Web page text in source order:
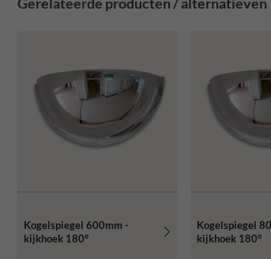
Kogelspiegel 600mm -
kijkhoek 180°
Kogelspiegel
kijkhoek 180°